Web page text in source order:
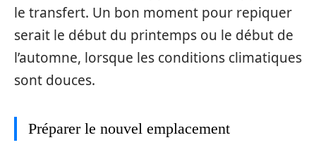
le transfert. Un bon moment pour repiquer
serait le début du printemps ou le début de
l’automne, lorsque les conditions climatiques
sont douces.
Préparer le nouvel emplacement